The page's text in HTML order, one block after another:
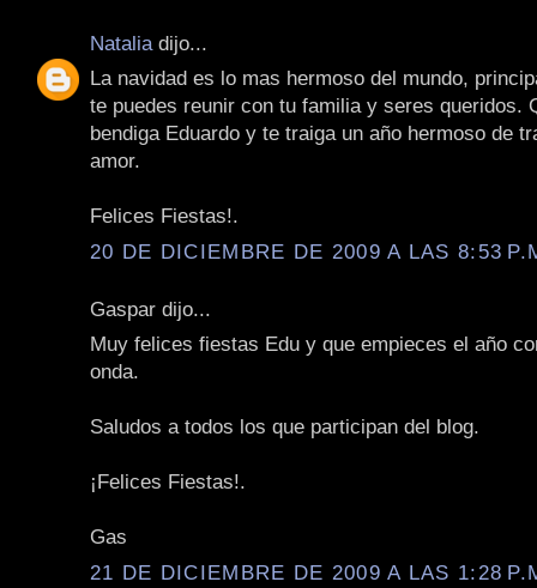
Natalia dijo...
La navidad es lo mas hermoso del mundo,
te puedes reunir con tu familia y seres queridos.
bendiga Eduardo y te traiga un año hermoso de
amor.
Felices Fiestas!.
20 DE DICIEMBRE DE 2009 A LAS 8:53
Gaspar dijo...
Muy felices fiestas Edu y que empieces el año
onda.
Saludos a todos los que participan del blog.
¡Felices Fiestas!.
Gas
21 DE DICIEMBRE DE 2009 A LAS 1:28